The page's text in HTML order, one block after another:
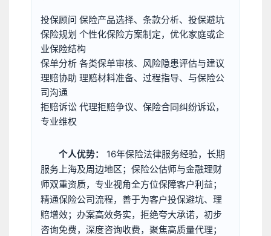
投保顾问 保险产品选择、条款分析、投保避坑
保险规划 个性化保险方案制定，优化家庭或企
业保险结构
保单分析 各类保单审核、风险隐患评估与建议
理赔协助 理赔材料准备、过程指导、与保险公
司沟通
拒赔诉讼 代理拒赔争议、保险合同纠纷诉讼，
专业维权
个人优势：
16年保险法律服务经验，长期
服务上海及周边地区；保险公估师与金融理财
师双重资质，专业视角全方位保障客户利益；
精通保险公司流程，善于为客户投保避坑、理
赔增效；办案高效务实，拒绝夸大承诺，初步
咨询免费，深度咨询收费，聚焦高质量代理；